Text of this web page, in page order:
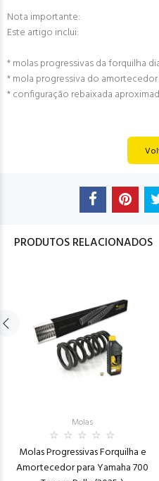
Nota importante:
Este artigo inclui:
* molas progressivas da forquilha
* mola progressiva do
* configuração rebaixada
PRODUTOS RELACIONADOS
Molas
Molas Progressivas Forquilha e
Amortecedor para Yamaha 700